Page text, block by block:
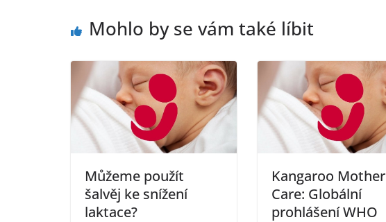
o
k
p n
Mohlo by se vám také líbit
Můžeme použít
šalvěj ke snížení
laktace?
Kangaroo Mother
Care: Globální
prohlášení WHO